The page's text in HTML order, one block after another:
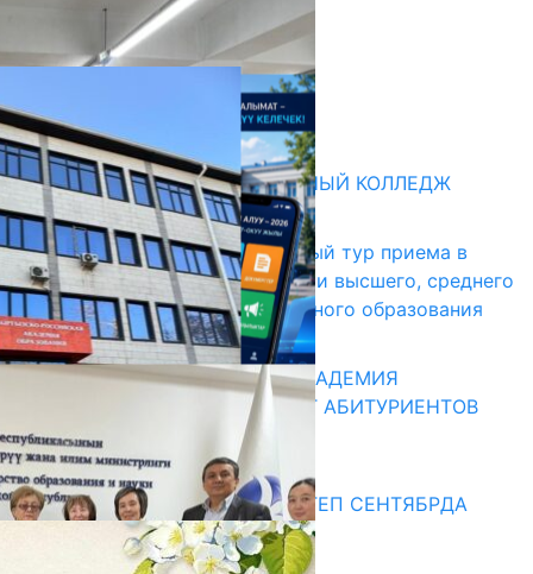
НАЧАЛОСЬ ОБУЧЕНИЕ
05.08.2026
31.07.2026
Абитуриент
БИШКЕКСКИЙ УНИВЕРСАЛЬНЫЙ КОЛЛЕДЖ
17.07.2026
В Кыргызстане начался первый тур приема в
образовательные организации высшего, среднего
и начального профессионального образования
13.07.2026
КЫРГЫЗКО-РОССИЙСКАЯ АКАДЕМИЯ
ОБРАЗОВАНИЯ ПРИГЛАШАЕТ АБИТУРИЕНТОВ
10.07.2026
Медиа
СУЗАКТА 750 ОРУНДУУ МЕКТЕП СЕНТЯБРДА
ПАЙДАЛАНУУГА БЕРИЛЕТ
07.08.2025